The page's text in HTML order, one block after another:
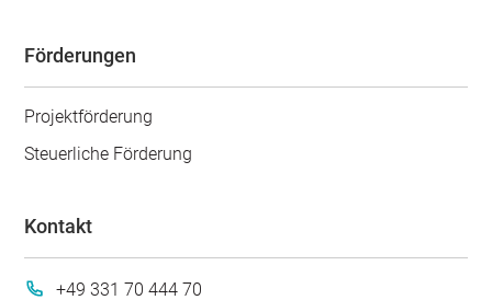
Förderungen
Projektförderung
Steuerliche Förderung
Kontakt
+49 331 70 444 70